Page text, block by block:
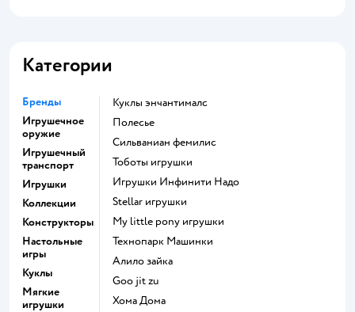
Категории
Бренды
Игрушечное
оружие
Игрушечный
транспорт
Игрушки
Коллекции
Конструкторы
Настольные
игры
Куклы
Мягкие
игрушки
Куклы энчантималс
Полесье
Сильваниан фемилис
Тоботы игрушки
Игрушки Инфинити Надо
Stellar игрушки
my little pony игрушки
Технопарк Машинки
Алило зайка
Goo jit zu
Хома Дома